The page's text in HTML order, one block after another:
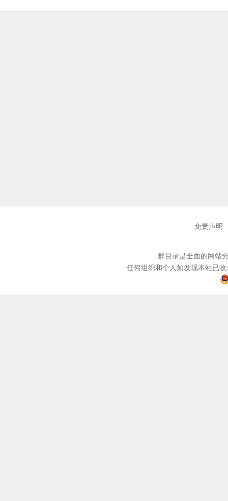
全力服务于鸿蒙开发者生态。
免责声明
群目录是全面的网站
任何组织和个人如发现本站已